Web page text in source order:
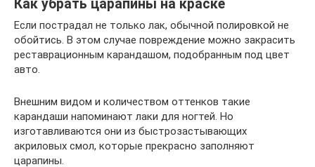
Как убрать царапины на краске
Если пострадал не только лак, обычной полировкой не
обойтись. В этом случае повреждение можно закрасить
реставрационным карандашом, подобранным под цвет
авто.
Внешним видом и количеством оттенков такие
карандаши напоминают лаки для ногтей. Но
изготавливаются они из быстрозастывающих
акриловых смол, которые прекрасно заполняют
царапины.